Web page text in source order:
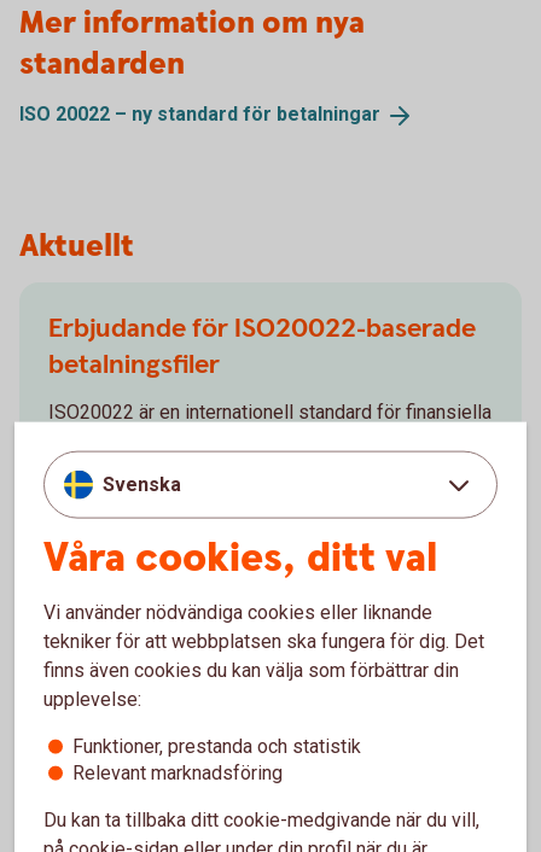
Mer information om nya
standarden
ISO 20022 – ny standard för betalningar
Aktuellt
Erbjudande för ISO20022-baserade
betalningsfiler
ISO20022 är en internationell standard för finansiella
erbjuder möjlighet att ta emot betalningsuppdrag och
leverera information till våra kunder för följande
ISO20022-baserade betalningsfiler
High value payments flyttades till
ISO20022 i mars 2023
Svenska
Våra cookies, ditt val
Vi använder nödvändiga cookies eller liknande
tekniker för att webbplatsen ska fungera för dig. Det
finns även cookies du kan välja som förbättrar din
upplevelse:
Funktioner, prestanda och statistik
Relevant marknadsföring
Du kan ta tillbaka ditt cookie-medgivande när du vill,